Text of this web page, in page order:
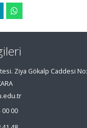
Ziya Gökalp Caddesi
00 00